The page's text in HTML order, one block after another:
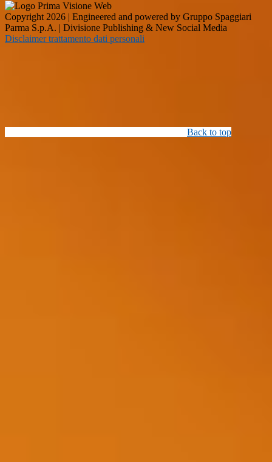
Copyright 2026 | Engineered and powered by Gruppo Spaggiari
Parma S.p.A. | Divisione Publishing & New Social Media
Disclaimer trattamento dati personali
Back to top